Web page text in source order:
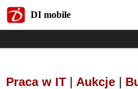
DI mobile
Praca w IT Aukcje
DI mobile